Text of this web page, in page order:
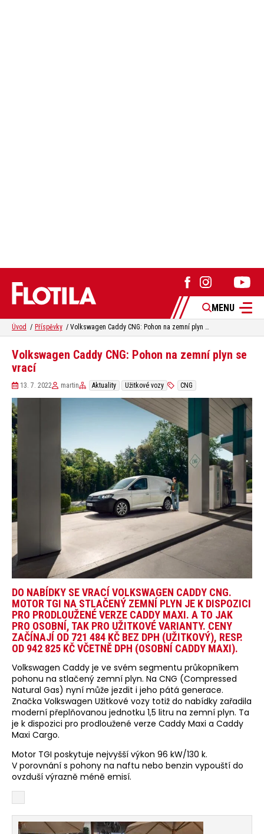
MENU
Úvod Příspěvky Volkswagen Caddy CNG: Pohon na zemní plyn se vrací
Volkswagen Caddy CNG: Pohon na zemní plyn se
vrací
13. 7. 2022 martin Aktuality Užitkové vozy CNG
DO NABÍDKY SE VRACÍ VOLKSWAGEN CADDY CNG.
MOTOR TGI NA STLAČENÝ ZEMNÍ PLYN JE K DISPOZICI
PRO PRODLOUŽENÉ VERZE CADDY MAXI. A TO JAK
PRO OSOBNÍ, TAK PRO UŽITKOVÉ VARIANTY. CENY
ZAČÍNAJÍ OD 721 484 KČ BEZ DPH (UŽITKOVÝ), RESP.
OD 942 825 KČ VČETNĚ DPH (OSOBNÍ CADDY MAXI).
Volkswagen Caddy je ve svém segmentu průkopníkem
pohonu na stlačený zemní plyn. Na CNG (Compressed
Natural Gas) nyní může jezdit i jeho pátá generace.
Značka Volkswagen Užitkové vozy totiž do nabídky zařadila
moderní přeplňovanou jednotku 1,5 litru na zemní plyn. Ta
je k dispozici pro prodloužené verze Caddy Maxi a Caddy
Maxi Cargo.
Motor TGI poskytuje nejvyšší výkon 96 kW/130 k.
V porovnání s pohony na naftu nebo benzin vypouští do
ovzduší výrazně méně emisí.